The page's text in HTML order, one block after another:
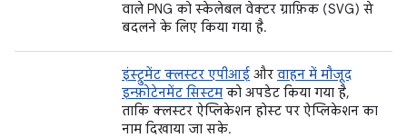
वाले PNG को स्केलेबल वेक्टर ग्राफ़िक (SVG) से
बदलने के लिए किया गया है.
इंस्ट्रुमेंट क्लस्टर एपीआई और वाहन में मौजूद
इन्फ़ोटेनमेंट सिस्टम को अपडेट किया गया है,
ताकि क्लस्टर ऐप्लिकेशन होस्ट पर ऐप्लिकेशन का
नाम दिखाया जा सके.